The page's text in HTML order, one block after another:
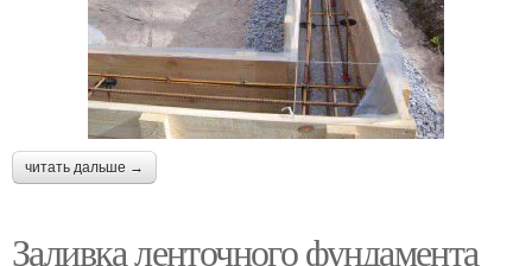
читать дальше →
Заливка ленточного фундамента